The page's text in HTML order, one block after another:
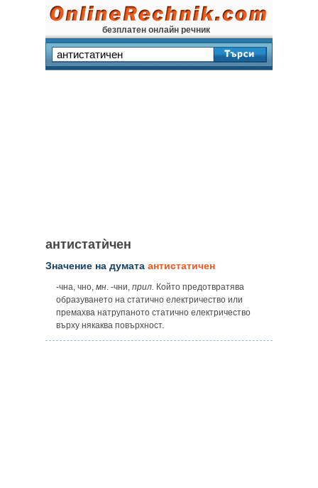
безплатен онлайн речник
антистатѝчен
Значение на думата антистатичен
‑чна, чно, мн. ‑чни, прил. Който предотвратява
образуването на статично електричество или
премахва натрупаното статично електричество
върху някаква повърхност.